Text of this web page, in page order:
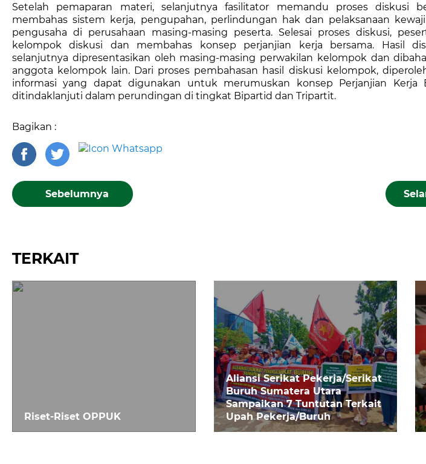
Setelah pemaparan materi, selanjutnya fasilitator memandu proses diskusi
membahas sistem kerja, pengupahan, perlindungan hak dan pelaksanaan
pengusaha di perusahaan masing-masing peserta. Selesai proses diskusi,
kelompok diskusi dan membahas konsep perjanjian kerja bersama. Hasil
selanjutnya dipresentasikan oleh masing-masing perwakilan kelompok dan
anggota kelompok lain. Dari proses pembahasan hasil diskusi kelompok,
informasi yang dapat digunakan untuk merumuskan konsep Perjanjian Kerja
ditindaklanjuti dalam perundingan di tingkat Bipartid dan Tripartit.
Bagikan :
N
v
i
i
Sebelumnya
TERKAIT
Riset-Riset OPPUK
Aliansi Serikat Pekerja/Serikat
Buruh Sumatera Utara
Sampaikan 7 Tuntutan Terkait
Upah Pekerja/Buruh